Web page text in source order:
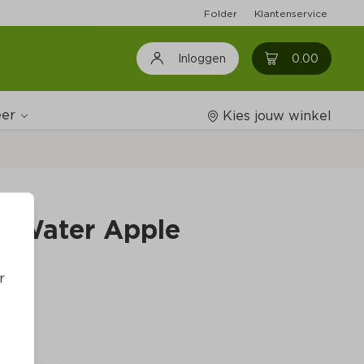
Folder Klantenservice
Inloggen 0.00 0
Wijnshop
Kies jouw winkel
Water Apple